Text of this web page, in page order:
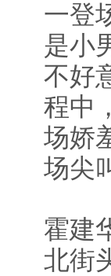
一登
是小
不好
程中
场娇
场尖
霍建
北街